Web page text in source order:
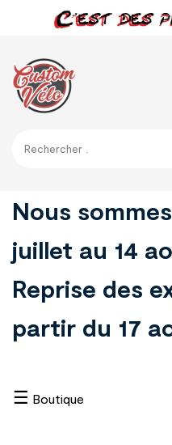
Nous
juillet au 14
Reprise des
partir du 17
Boutique
☰